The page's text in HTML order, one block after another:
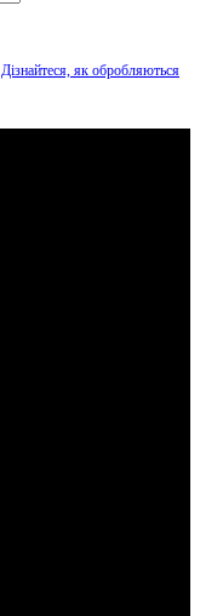
Дізнайтеся, як обробляються